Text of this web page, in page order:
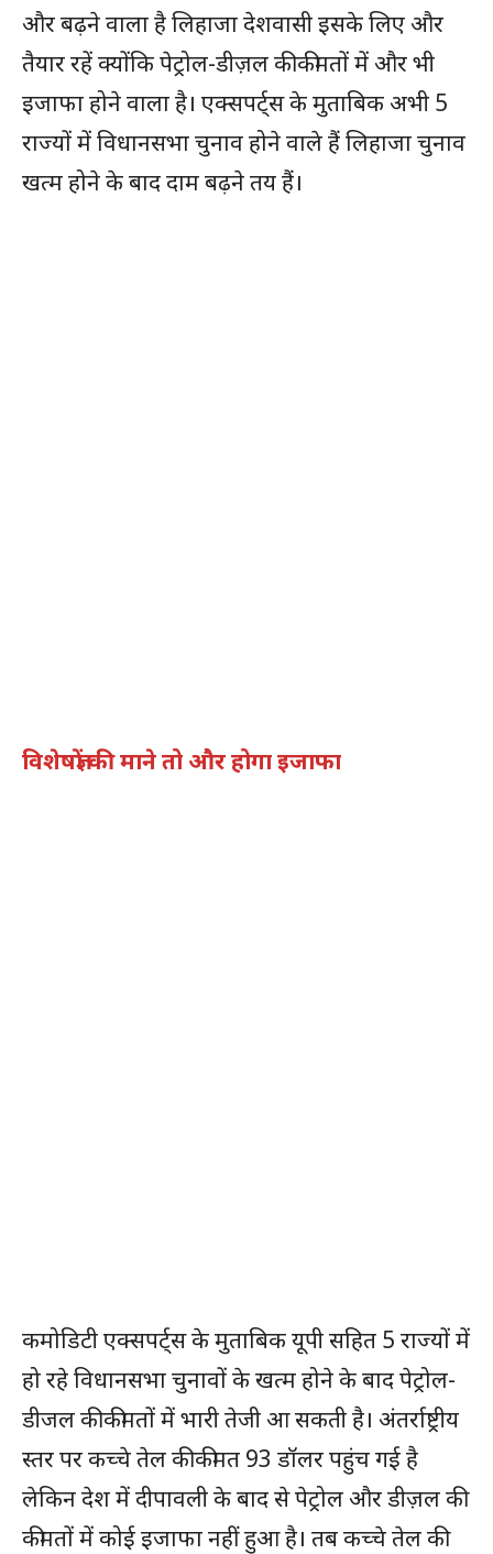
और बढ़ने वाला है लिहाजा देशवासी इसके लिए और
तैयार रहें क्योंकि पेट्रोल-डीज़ल की कीमतों में और भी
इजाफा होने वाला है। एक्सपर्ट्स के मुताबिक अभी 5
राज्यों में विधानसभा चुनाव होने वाले हैं लिहाजा चुनाव
खत्म होने के बाद दाम बढ़ने तय हैं।
विशेषज्ञों की माने तो और होगा इजाफा
कमोडिटी एक्सपर्ट्स के मुताबिक यूपी सहित 5 राज्यों में
हो रहे विधानसभा चुनावों के खत्म होने के बाद पेट्रोल-
डीजल की कीमतों में भारी तेजी आ सकती है। अंतर्राष्ट्रीय
स्तर पर कच्चे तेल की कीमत 93 डॉलर पहुंच गई है
लेकिन देश में दीपावली के बाद से पेट्रोल और डीज़ल की
कीमतों में कोई इजाफा नहीं हुआ है। तब कच्चे तेल की